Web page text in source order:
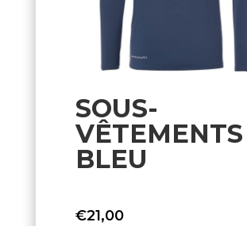
SOUS-
VÊTEMENTS
BLEU
€21,00